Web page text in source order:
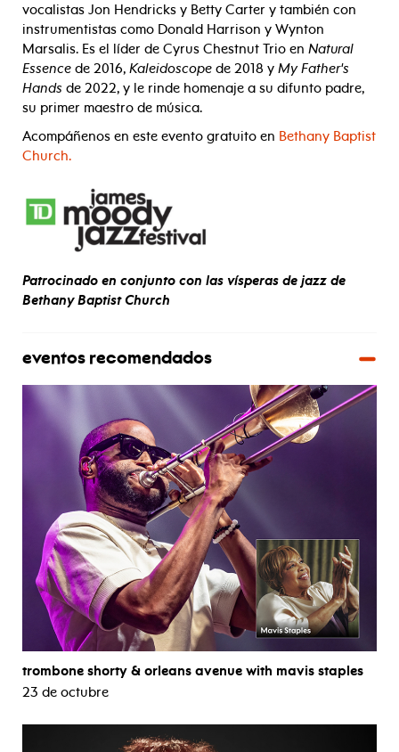
vocalistas Jon Hendricks y Betty Carter y también con
instrumentistas como Donald Harrison y Wynton
Marsalis. Es el líder de Cyrus Chestnut Trio en Natural
Essence de 2016, Kaleidoscope de 2018 y My Father's
Hands de 2022, y le rinde homenaje a su difunto padre,
su primer maestro de música.
Acompáñenos en este evento gratuito en Bethany Baptist
Church.
Patrocinado en conjunto con las vísperas de jazz de
Bethany Baptist Church
eventos recomendados
trombone shorty & orleans avenue with mavis staples
23 de octubre